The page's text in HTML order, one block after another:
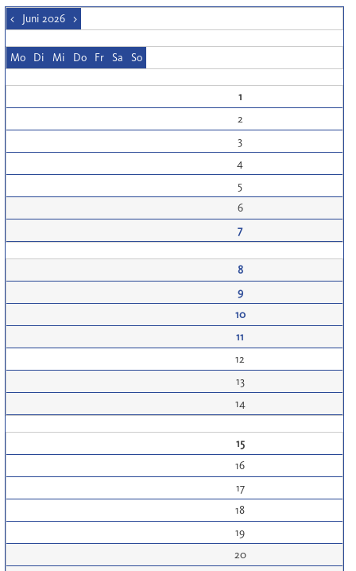
< Juni 2026 >
Mo Di Mi Do Fr Sa So
1
2
3
4
5
6
7
8
9
10
11
12
13
14
15
16
17
18
19
20